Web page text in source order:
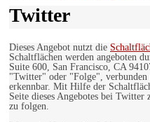
Twitter
Dieses Angebot nutzt die
Schaltflächen werden angeboten
Suite 600, San Francisco, CA
"Twitter" oder "Folge",
erkennbar. Mit Hilfe der
Seite dieses Angebotes bei
zu folgen.